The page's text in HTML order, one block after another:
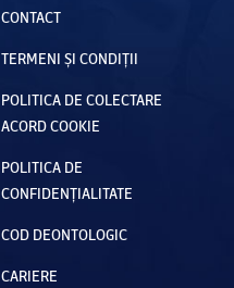
CONTACT
TERMENI ȘI CONDIȚII
POLITICA DE COLECTARE
ACORD COOKIE
POLITICA DE
CONFIDENȚIALITATE
COD DEONTOLOGIC
CARIERE